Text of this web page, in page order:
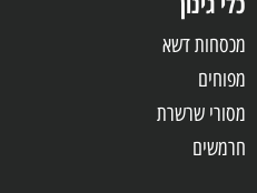
מכסחות דשא
מפוחים
מסורי שרשרת
חרמשים